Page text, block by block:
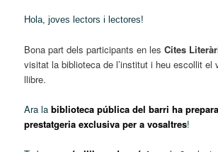
Hola, joves lectors i lectores!
Bona part dels participants en lesCites
visitatla biblioteca de l’institut i heu escollitel
llibre.
Ara labiblioteca pública del barri ha
prestatgeria exclusiva per a vosaltres!